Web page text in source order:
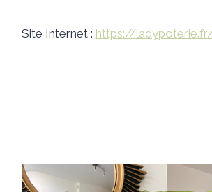
Site Internet : https://